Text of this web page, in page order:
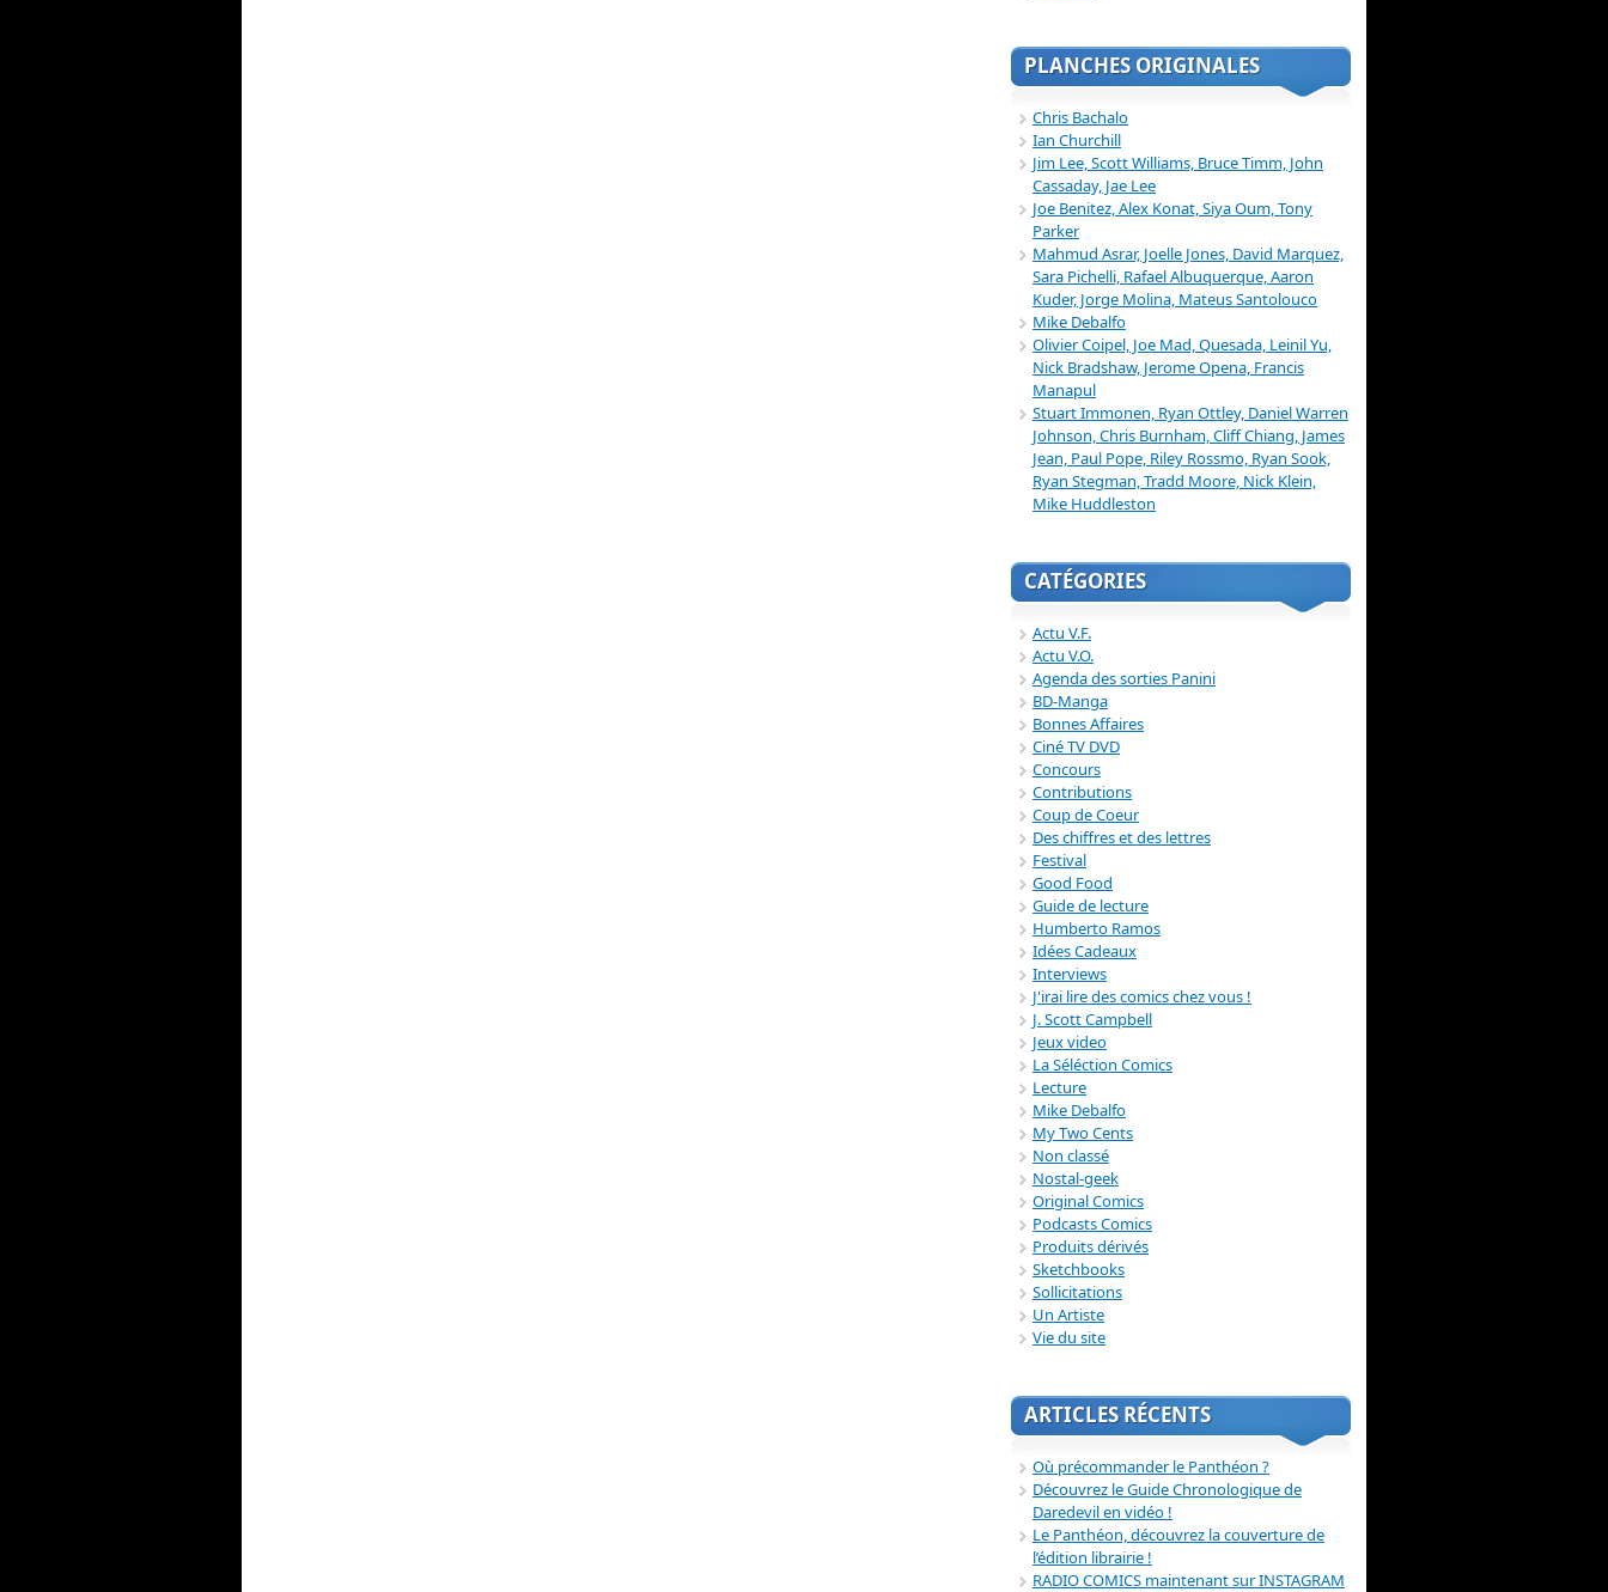
PLANCHES ORIGINALES
Chris Bachalo
Ian Churchill
Jim Lee, Scott Williams, Bruce Timm, John
Cassaday, Jae Lee
Joe Benitez, Alex Konat, Siya Oum, Tony
Parker
Mahmud Asrar, Joelle Jones, David Marquez,
Sara Pichelli, Rafael Albuquerque, Aaron
Kuder, Jorge Molina, Mateus Santolouco
Mike Debalfo
Olivier Coipel, Joe Mad, Quesada, Leinil Yu,
Nick Bradshaw, Jerome Opena, Francis
Manapul
Stuart Immonen, Ryan Ottley, Daniel Warren
Johnson, Chris Burnham, Cliff Chiang, James
Jean, Paul Pope, Riley Rossmo, Ryan Sook,
Ryan Stegman, Tradd Moore, Nick Klein,
Mike Huddleston
CATÉGORIES
Actu V.F.
Actu V.O.
Agenda des sorties Panini
BD-Manga
Bonnes Affaires
Ciné TV DVD
Concours
Contributions
Coup de Coeur
Des chiffres et des lettres
Festival
Good Food
Guide de lecture
Humberto Ramos
Idées Cadeaux
Interviews
J'irai lire des comics chez vous !
J. Scott Campbell
Jeux video
La Séléction Comics
Lecture
Mike Debalfo
My Two Cents
Non classé
Nostal-geek
Original Comics
Podcasts Comics
Produits dérivés
Sketchbooks
Sollicitations
Un Artiste
Vie du site
ARTICLES RÉCENTS
Où précommander le Panthéon ?
Découvrez le Guide Chronologique de
Daredevil en vidéo !
Le Panthéon, découvrez la couverture de
l’édition librairie !
RADIO COMICS maintenant sur INSTAGRAM